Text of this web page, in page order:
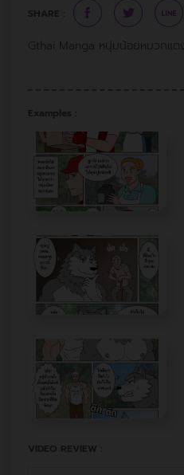
SHARE :
Gthai Manga หนุ่มน้อยหมวกแดง
Examples :
VIDEO REVIEW :